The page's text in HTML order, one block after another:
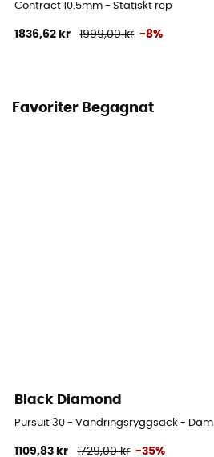
Contract 10.5mm - Statiskt rep
1836,62 kr 1999,00 kr -8%
Favoriter Begagnat
Black Diamond
Pursuit 30 - Vandringsryggsäck - Dam
1109,83 kr 1729,00 kr -35%